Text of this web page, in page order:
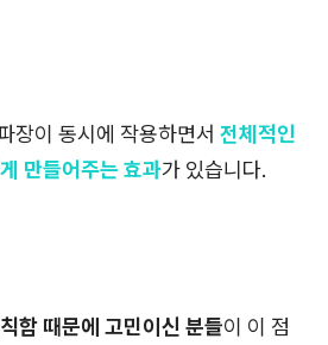
장이 동시에 작용하면서 전체적인
만들어주는 효과가 있습니다.
함 때문에 고민이신 분들이 이 점